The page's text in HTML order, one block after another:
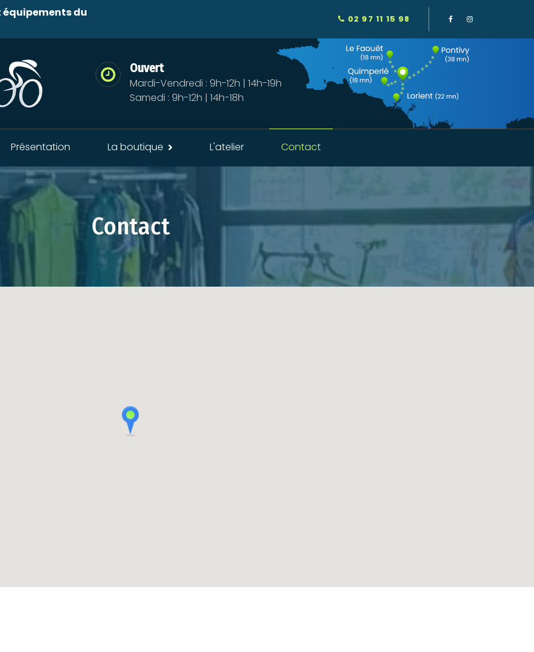
équipements du
02 97 11 15 98
Ouvert
Mardi-Vendredi : 9h-12h | 14h-19h
Samedi : 9h-12h | 14h-18h
Présentation La boutique L'atelier Contact
Contact